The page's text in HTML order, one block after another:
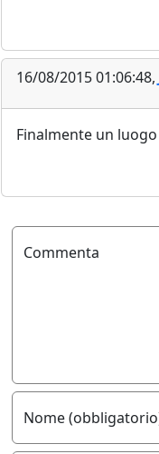
16/08/2015 01:06:48,
Finalmente un luogo
Commenta
Nome